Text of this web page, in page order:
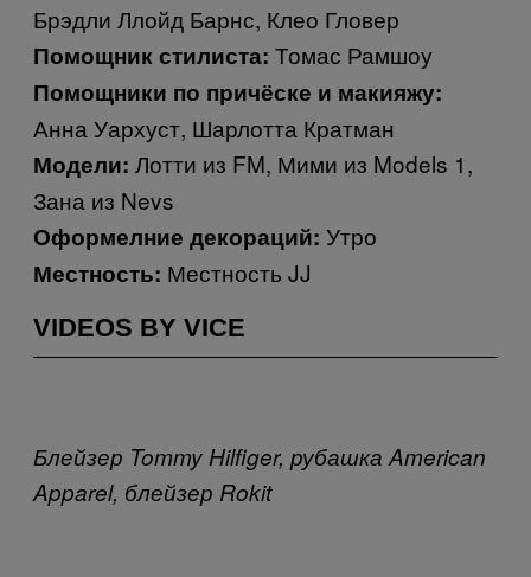
Брэдли Ллойд Барнс, Клео Гловер
Помощник стилиста: Томас Рамшоу
Помощники по причёске и макияжу:
Анна Уархуст, Шарлотта Кратман
Модели: Лотти из FM, Мими из Models 1,
Зана из Nevs
Оформелние декораций: Утро
Местность: Местность JJ
VIDEOS BY VICE
Блейзер Tommy Hilfiger, рубашка American
Apparel, блейзер Rokit